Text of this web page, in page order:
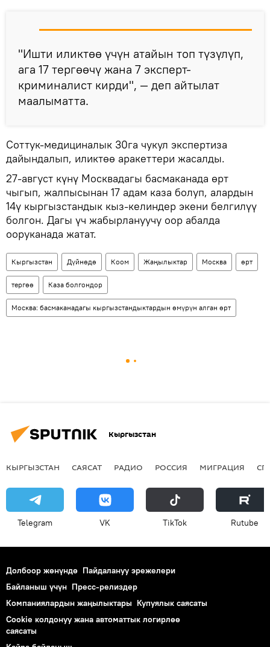
"Ишти иликтөө үчүн атайын топ түзүлүп,
ага 17 тергөөчү жана 7 эксперт-
криминалист кирди", — деп айтылат
маалыматта.
Соттук-медициналык 30га чукул экспертиза
дайындалып, иликтөө аракеттери жасалды.
27-август күнү Москвадагы басмаканада өрт
чыгып, жалпысынан 17 адам каза болуп, алардын
14ү кыргызстандык кыз-келиндер экени белгилүү
болгон. Дагы үч жабырлануучу оор абалда
ооруканада жатат.
Кыргызстан Дүйнөдө Коом Жаңылыктар Москва өрт
тергөө Каза болгондор
Москва: басмаканадагы кыргызстандыктардын өмүрүн алган өрт
Кыргызстан
КЫРГЫЗСТАН САЯСАТ РАДИО РОССИЯ МИГРАЦИЯ
Telegram VK ТikТоk Rutube
Долбоор жөнүндө Пайдалануу эрежелери
Байланыш үчүн Пресс-релиздер
Компаниялардын жаңылыктары Купуялык саясаты
Cookie колдонуу жана автоматтык логирлөө
саясаты